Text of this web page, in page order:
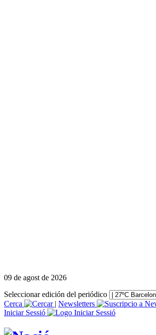
09 de agost de 2026
Seleccionar edición del periódico
Cerca
| Newsletters
Iniciar Sessió